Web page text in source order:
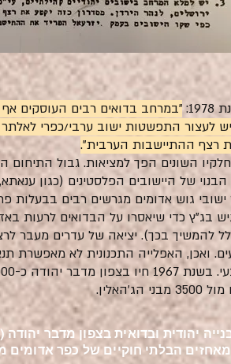
"במרחב בדואים רבים העוסקים אף
לעצור התפשטות ישוב ערבי/כפרי
רצף ההתיישבות הערבית".
השונים הפך למציאות. גבול התיחום
של היישובים הפלסטינים (כגון
גוש אדומים מגרשים רבים בבעלות
בג"ץ כדי שיאסרו על הבדואים לרעות
להמשיך בכך). יציאה של עדרים מעבר
ואכן, האפלייה התכנונית לא מאפשרת
יהודית ובדואית בצפון מדבר
הבלתי חוקיים של כפר אדומים